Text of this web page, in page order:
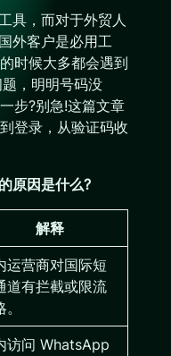
具，而对于外贸人
外客户是必用工
时候大多都会遇到
，明明号码没
步?别急!这篇文章
登录，从验证码收
原因是什么?
解释
运营商对国际短
道有拦截或限流
访问 WhatsApp